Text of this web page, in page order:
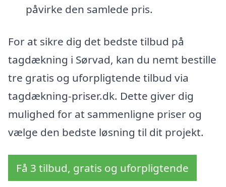
påvirke den samlede pris.
For at sikre dig det bedste tilbud på
tagdækning i Sørvad, kan du nemt bestille
tre gratis og uforpligtende tilbud via
tagdækning-priser.dk. Dette giver dig
mulighed for at sammenligne priser og
vælge den bedste løsning til dit projekt.
Få 3 tilbud, gratis og uforpligtende